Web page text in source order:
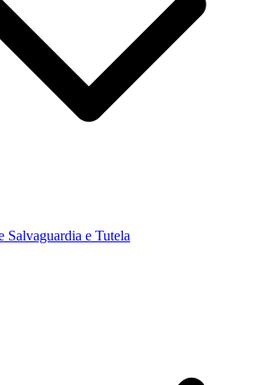
Salvaguardia e Tutela